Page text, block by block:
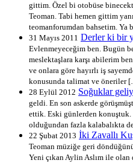
gittim. Özel bi otobüse
Teoman. Tabi hemen gittim
teomanforumdan bahsetim.
31 Mayıs 2011 Derler ki bir
Evlenmeyeceğim ben. Bugün
meslektaşlara karşı abilerim
ve onlara göre hayırlı iş
konusunda talimat ve öneriler
28 Eylül 2012 Soğuklar
geldi. En son askerde
ettik. Eski günlerden
olduğundan fazla kalabalıkta
22 Şubat 2013 İki Zavallı
Teoman müziğe geri
Yeni çıkan Aylin Aslım ile